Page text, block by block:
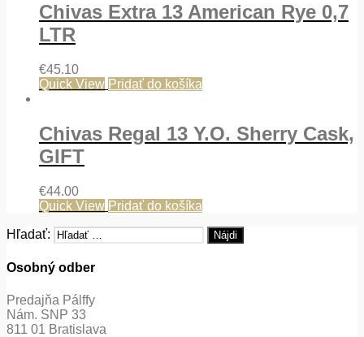
Chivas Extra 13 American Rye 0,7
LTR
€45.10
Quick View Pridať do košíka
Chivas Regal 13 Y.O. Sherry Cask,
GIFT
€44.00
Quick View Pridať do košíka
Hľadať:
Osobný odber
Predajňa Pálffy
Nám. SNP 33
811 01 Bratislava